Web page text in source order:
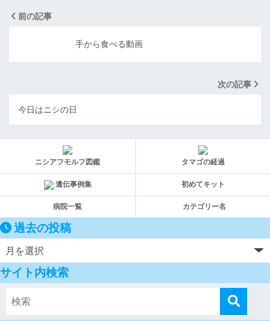
前の記事
手から食べる動画
次の記事
今日はニシの日
ニシアフモルフ図鑑 タマゴの経過
遺伝事例集 初めてキット
病院一覧 カテゴリー名
過去の投稿
サイト内検索